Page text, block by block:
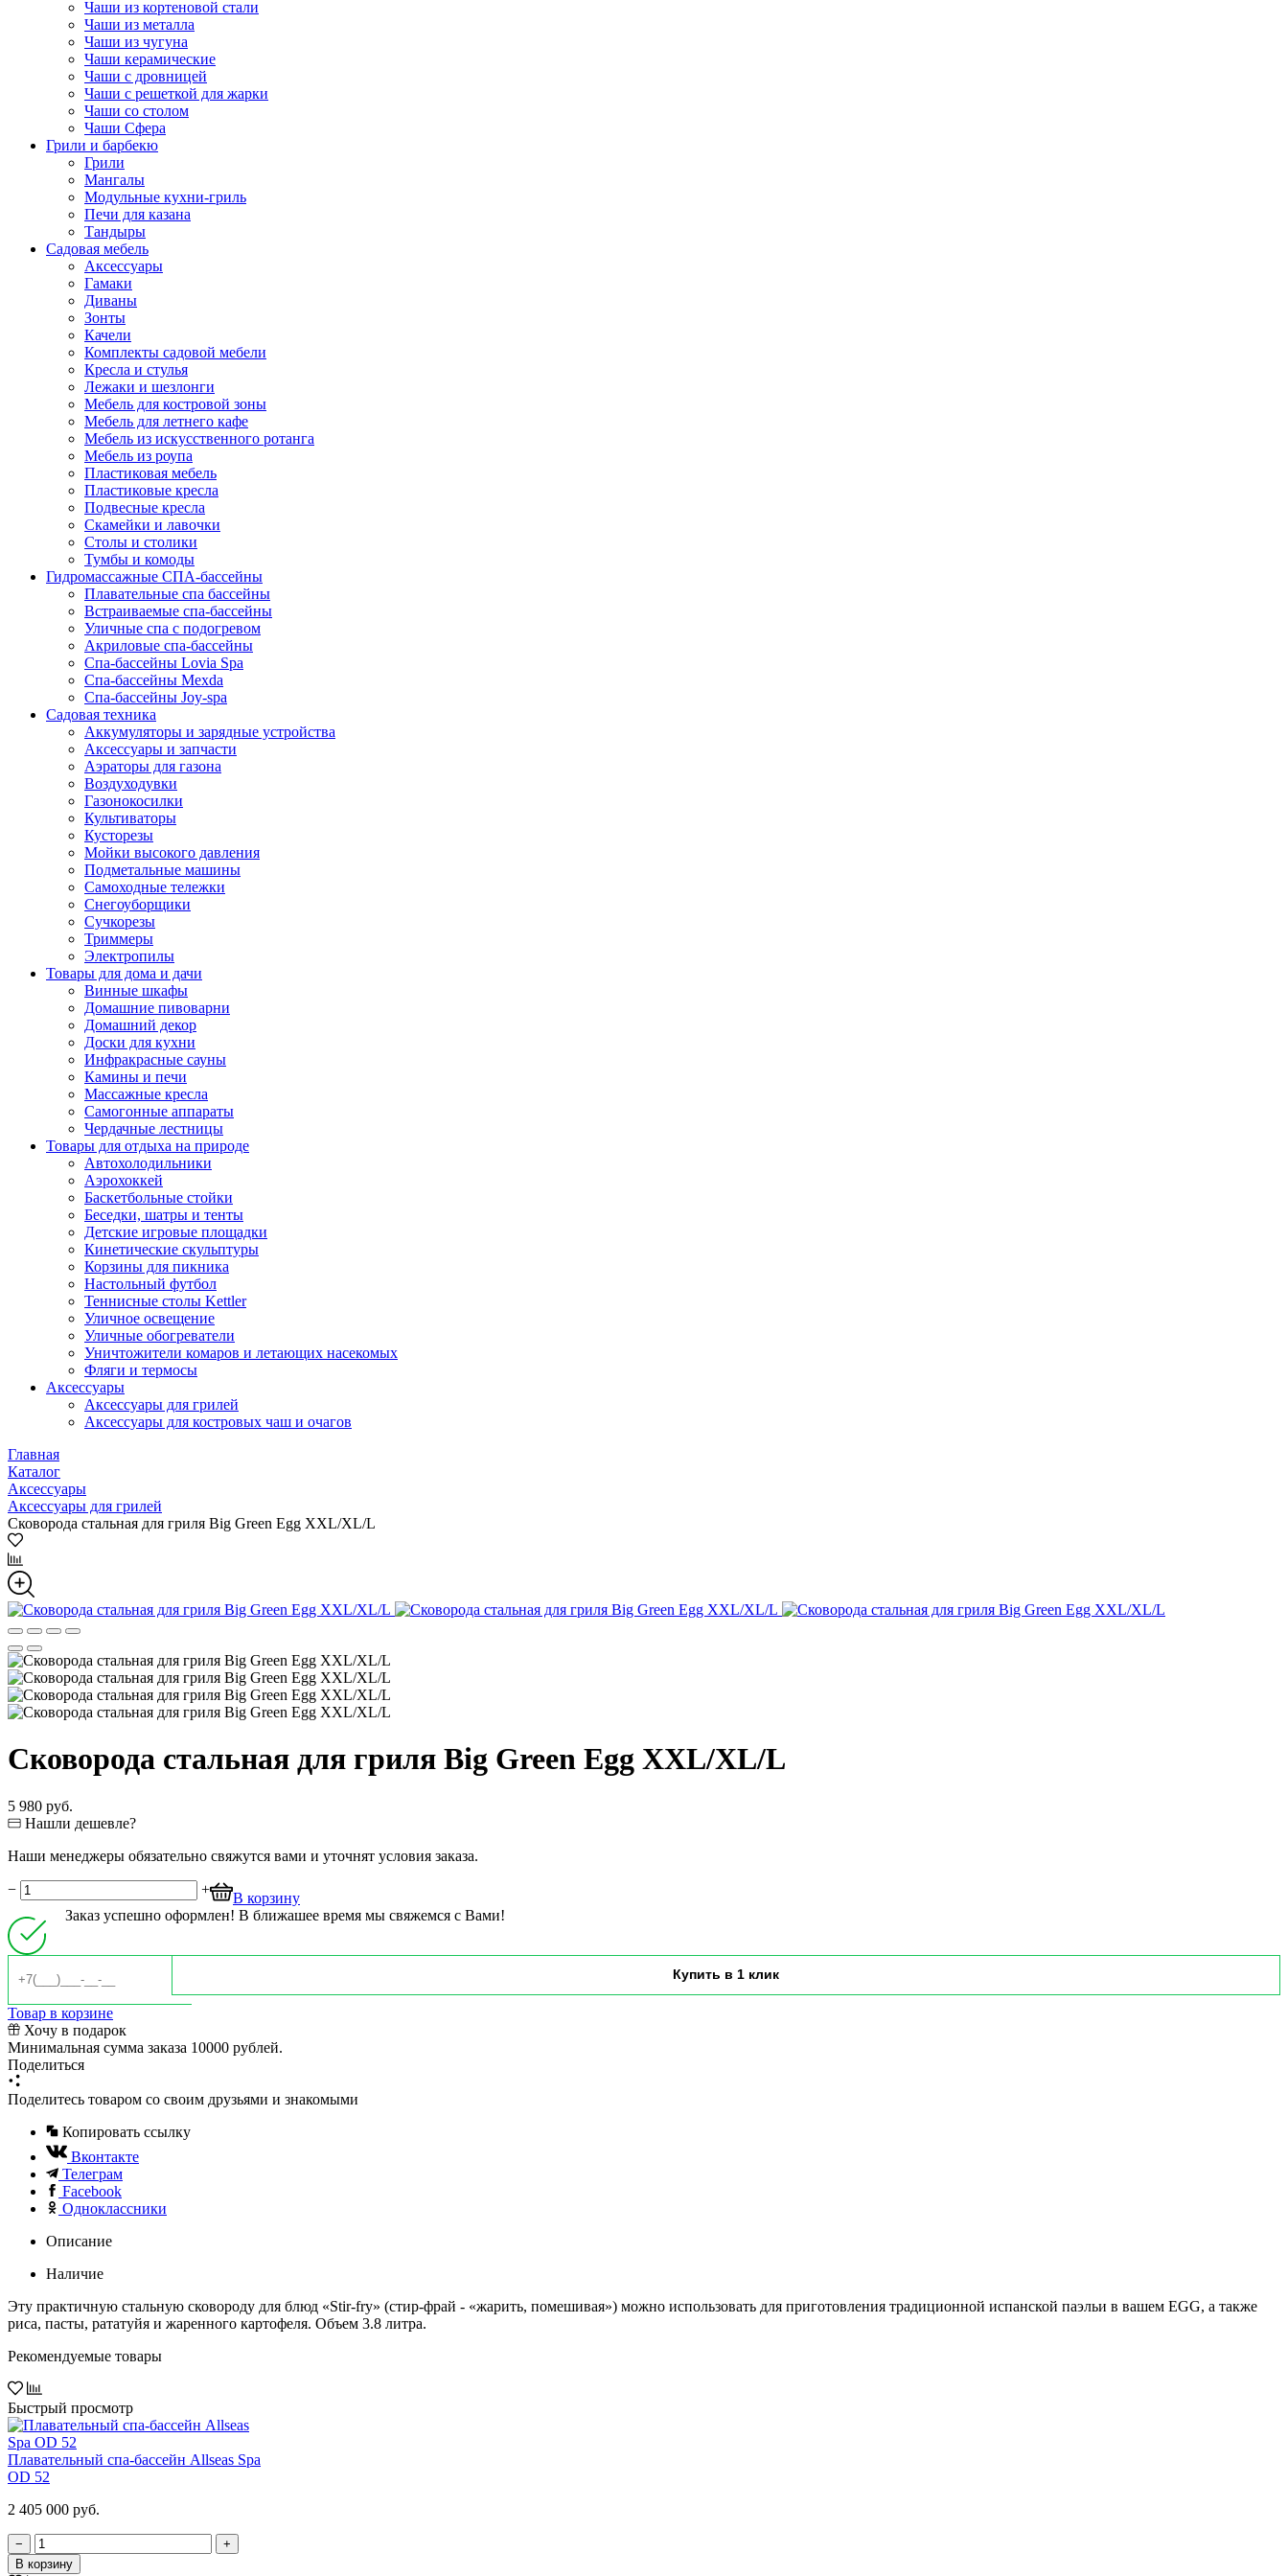
Чаши из кортеновой стали
Чаши из металла
Чаши из чугуна
Чаши керамические
Чаши с дровницей
Чаши с решеткой для жарки
Чаши со столом
Чаши Сфера
Грили и барбекю
Грили
Мангалы
Модульные кухни-гриль
Печи для казана
Тандыры
Садовая мебель
Аксессуары
Гамаки
Диваны
Зонты
Качели
Комплекты садовой мебели
Кресла и стулья
Лежаки и шезлонги
Мебель для костровой зоны
Мебель для летнего кафе
Мебель из искусственного ротанга
Мебель из роупа
Пластиковая мебель
Пластиковые кресла
Подвесные кресла
Скамейки и лавочки
Столы и столики
Тумбы и комоды
Гидромассажные СПА-бассейны
Плавательные спа бассейны
Встраиваемые спа-бассейны
Уличные спа с подогревом
Акриловые спа-бассейны
Спа-бассейны Lovia Spa
Спа-бассейны Mexda
Спа-бассейны Joy-spa
Садовая техника
Аккумуляторы и зарядные устройства
Аксессуары и запчасти
Аэраторы для газона
Воздуходувки
Газонокосилки
Культиваторы
Кусторезы
Мойки высокого давления
Подметальные машины
Самоходные тележки
Снегоуборщики
Сучкорезы
Триммеры
Электропилы
Товары для дома и дачи
Винные шкафы
Домашние пивоварни
Домашний декор
Доски для кухни
Инфракрасные сауны
Камины и печи
Массажные кресла
Самогонные аппараты
Чердачные лестницы
Товары для отдыха на природе
Автохолодильники
Аэрохоккей
Баскетбольные стойки
Беседки, шатры и тенты
Детские игровые площадки
Кинетические скульптуры
Корзины для пикника
Настольный футбол
Теннисные столы Kettler
Уличное освещение
Уличные обогреватели
Уничтожители комаров и летающих насекомых
Фляги и термосы
Аксессуары
Аксессуары для грилей
Аксессуары для костровых чаш и очагов
Главная
Каталог
Аксессуары
Аксессуары для грилей
Сковорода стальная для гриля Big Green Egg XXL/XL/L
Сковорода стальная для гриля Big Green Egg XXL/XL/L
5 980 руб.
Нашли дешевле?
Наши менеджеры обязательно свяжутся вами и уточнят условия заказа.
− +
В корзину
Заказ успешно оформлен! В ближашее время мы свяжемся с Вами!
Товар в корзине
Хочу в подарок
Минимальная сумма заказа 10000 рублей.
Поделиться
Поделитесь товаром со своим друзьями и знакомыми
Копировать ссылку
Вконтакте
Телеграм
Facebook
Одноклассники
Описание
Наличие
Эту практичную стальную сковороду для блюд «Stir-fry» (стир-фрай - «жарить, помешивая») можно использовать для приготовления традиционной испанской паэльи в вашем EGG, а также
риса, пасты, рататуйя и жаренного картофеля. Объем 3.8 литра.
Рекомендуемые товары
Быстрый просмотр
Плавательный спа-бассейн Allseas Spa
OD 52
2 405 000 руб.
−
+
В корзину